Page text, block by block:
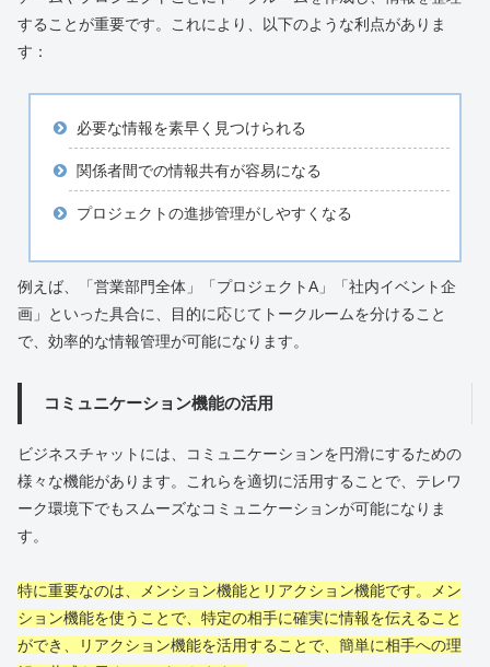
することが重要です。これにより、以下のような利点がありま
す：
必要な情報を素早く見つけられる
関係者間での情報共有が容易になる
プロジェクトの進捗管理がしやすくなる
例えば、「営業部門全体」「プロジェクトA」「社内イベント企
画」といった具合に、目的に応じてトークルームを分けること
で、効率的な情報管理が可能になります。
コミュニケーション機能の活用
ビジネスチャットには、コミュニケーションを円滑にするための
様々な機能があります。これらを適切に活用することで、テレワ
ーク環境下でもスムーズなコミュニケーションが可能になりま
す。
特に重要なのは、メンション機能とリアクション機能です。メン
ション機能を使うことで、特定の相手に確実に情報を伝えること
ができ、リアクション機能を活用することで、簡単に相手への理